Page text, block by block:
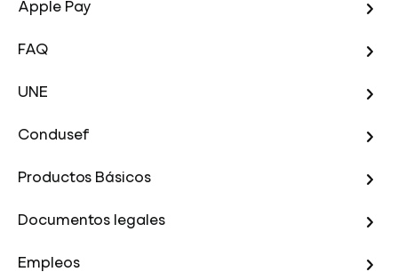
Apple Pay
FAQ
UNE
Condusef
Productos Básicos
Documentos legales
Empleos